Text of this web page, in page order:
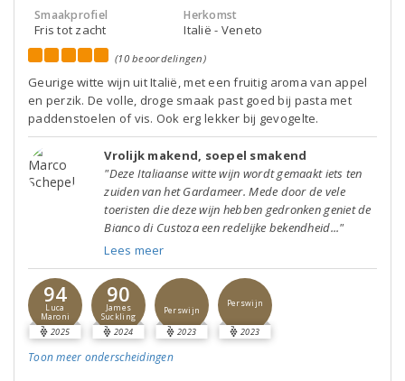
Smaakprofiel
Fris tot zacht
Herkomst
Italië - Veneto
(10 beoordelingen)
Geurige witte wijn uit Italië, met een fruitig aroma van appel
en perzik. De volle, droge smaak past goed bij pasta met
paddenstoelen of vis. Ook erg lekker bij gevogelte.
Vrolijk makend, soepel smakend
"Deze Italiaanse witte wijn wordt gemaakt iets ten
zuiden van het Gardameer. Mede door de vele
toeristen die deze wijn hebben gedronken geniet de
Bianco di Custoza een redelijke bekendheid..."
Lees meer
94
Luca
Maroni
2025
90
James
Suckling
2024
Perswijn
2023
Perswijn
2023
Toon meer onderscheidingen